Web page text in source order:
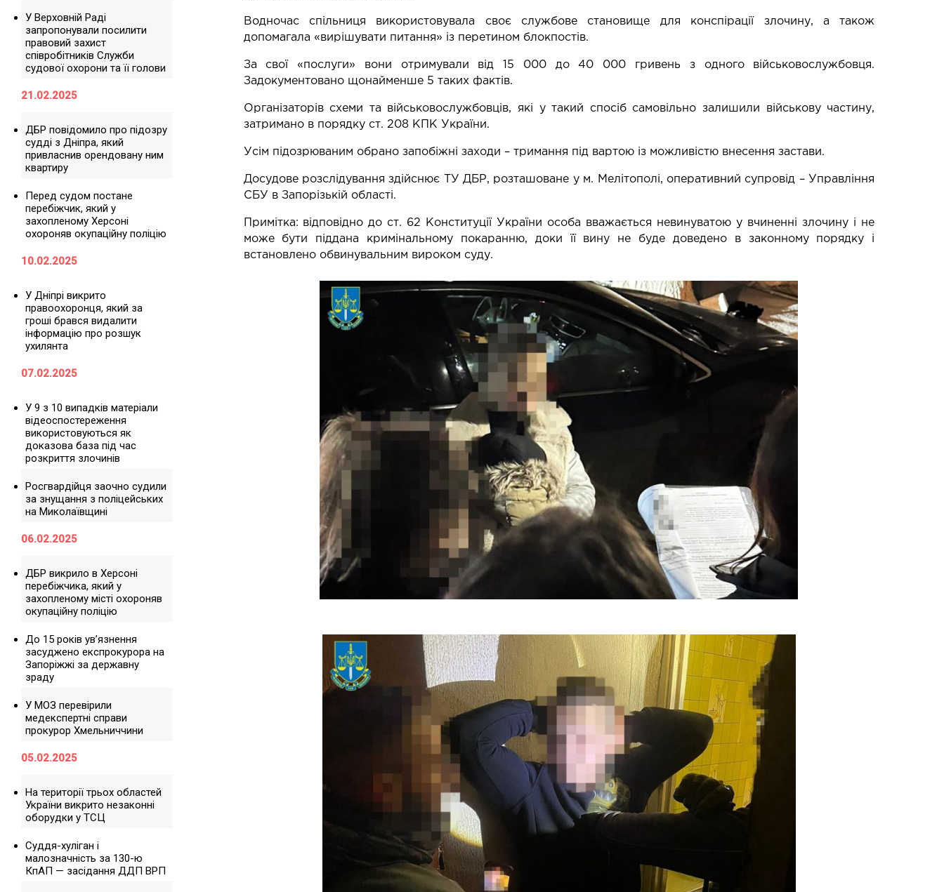
У Верховній Раді
запропонували посилити
правовий захист
співробітників Служби
судової охорони та її голови
21.02.2025
ДБР повідомило про підозру
судді з Дніпра, який
привласнив орендовану ним
квартиру
Перед судом постане
перебіжчик, який у
захопленому Херсоні
охороняв окупаційну поліцію
10.02.2025
У Дніпрі викрито
правоохоронця, який за
гроші брався видалити
інформацію про розшук
ухилянта
07.02.2025
У 9 з 10 випадків матеріали
відеоспостереження
використовуються як
доказова база під час
розкриття злочинів
Росгвардійця заочно судили
за знущання з поліцейських
на Миколаївщині
06.02.2025
ДБР викрило в Херсоні
перебіжчика, який у
захопленому місті охороняв
окупаційну поліцію
До 15 років ув’язнення
засуджено експрокурора на
Запоріжжі за державну
зраду
У МОЗ перевірили
медекспертні справи
прокурор Хмельниччини
05.02.2025
На території трьох областей
України викрито незаконні
оборудки у ТСЦ
Суддя-хуліган і
малозначність за 130-ю
КпАП — засідання ДДП ВРП
Водночас спільниця використовувала своє службове становище для конспірації злочину, а також
допомагала «вирішувати питання» із перетином блокпостів.
За свої «послуги» вони отримували від 15 000 до 40 000 гривень з одного військовослужбовця.
Задокументовано щонайменше 5 таких фактів.
Організаторів схеми та військовослужбовців, які у такий спосіб самовільно залишили військову частину,
затримано в порядку ст. 208 КПК України.
Усім підозрюваним обрано запобіжні заходи – тримання під вартою із можливістю внесення застави.
Досудове розслідування здійснює ТУ ДБР, розташоване у м. Мелітополі, оперативний супровід – Управління
СБУ в Запорізькій області.
Примітка: відповідно до ст. 62 Конституції України особа вважається невинуватою у вчиненні злочину і не
може бути піддана кримінальному покаранню, доки її вину не буде доведено в законному порядку і
встановлено обвинувальним вироком суду.